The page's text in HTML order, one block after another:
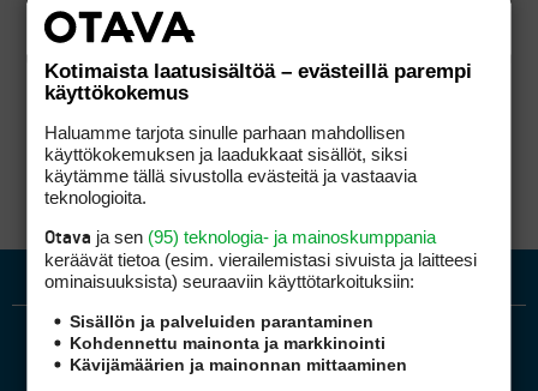
Kotimaista laatusisältöä – evästeillä parempi
käyttökokemus
Haluamme tarjota sinulle parhaan mahdollisen
käyttökokemuksen ja laadukkaat sisällöt, siksi
käytämme tällä sivustolla evästeitä ja vastaavia
teknologioita.
Otava ja sen (95) teknologia- ja mainoskumppania
keräävät tietoa (esim. vierailemis­tasi sivuista ja laitteesi
ominaisuuk­sista) seuraaviin käyttötarkoituksiin:
Sisällön ja palveluiden parantaminen
Kohdennettu mainonta ja markkinointi
Kävijämäärien ja mainonnan mittaaminen